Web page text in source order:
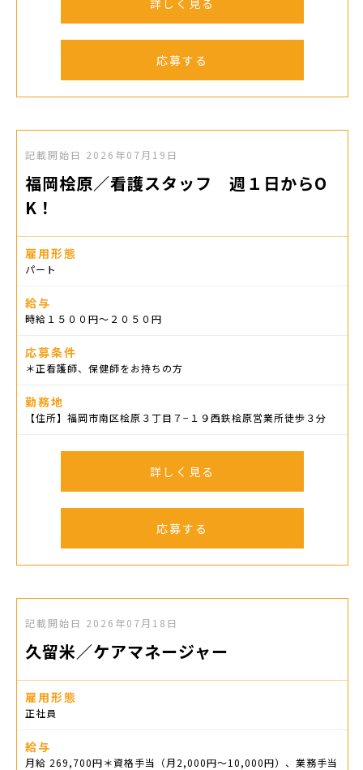
詳しく見る
応募する
記載開始日 2026年07月19日
福岡桧原／看護スタッフ 週１日からO
K！
雇用形態
パート
給与
時給１５００円〜２０５０円
応募条件
＊正看護師、保健師をお持ちの方
勤務地
【住所】福岡市南区桧原３丁目７−１９西鉄桧原営業所徒歩３分
詳しく見る
応募する
記載開始日 2026年07月18日
久留米／ケアマネージャー
雇用形態
正社員
給与
月給 269,700円＊資格手当（月2,000円～10,000円）、業務手当